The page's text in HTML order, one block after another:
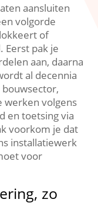
aansluiten
volgorde
of
pak je
aan, daarna
al decennia
werken volgens
en toetsing via
voorkom je dat
installatiewerk
voor
zo